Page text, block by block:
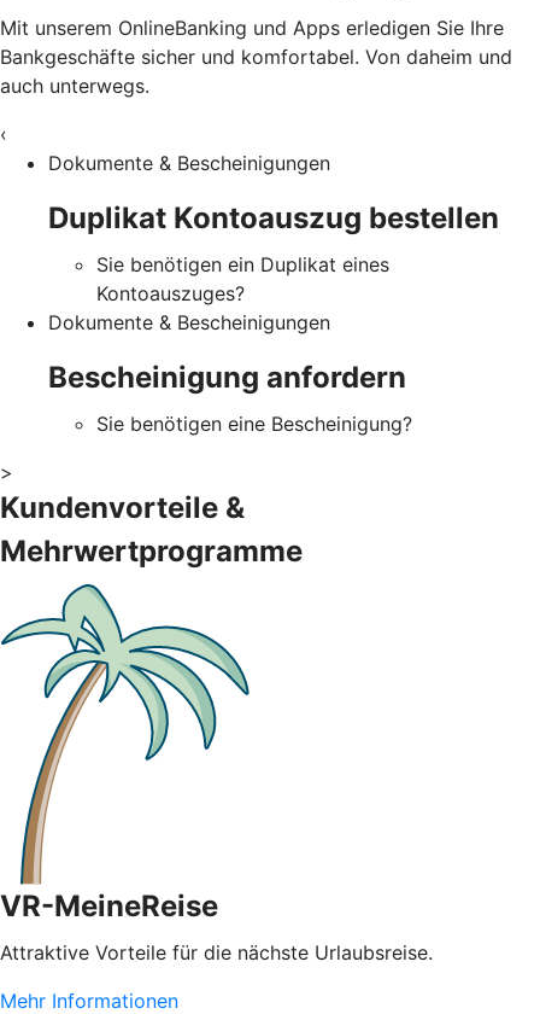
Mit unserem OnlineBanking und Apps erledigen Sie Ihre
Bankgeschäfte sicher und komfortabel. Von daheim und
auch unterwegs.
‹
Dokumente & Bescheinigungen
Duplikat Kontoauszug bestellen
Sie benötigen ein Duplikat eines
Kontoauszuges?
Dokumente & Bescheinigungen
Bescheinigung anfordern
Sie benötigen eine Bescheinigung?
>
Kundenvorteile &
Mehrwertprogramme
VR-MeineReise
Attraktive Vorteile für die nächste Urlaubsreise.
Mehr Informationen